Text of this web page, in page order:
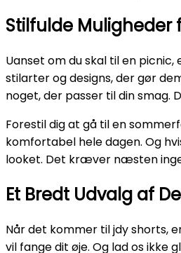
Stilfulde Muligheder
Uanset om du skal til en
stilarter og designs, der gør
noget, der passer til din smag.
Forestil dig at gå til en
komfortabel hele dagen. Og
looket. Det kræver næsten
Et Bredt Udvalg af
Når det kommer til jdy shorts,
vil fange dit øje. Og lad os ikke